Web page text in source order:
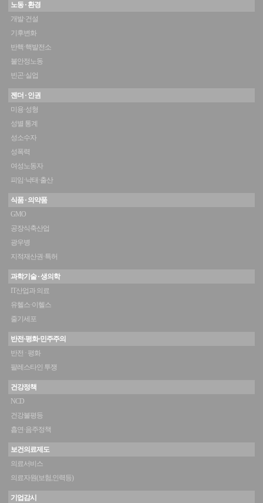
노동 · 환경
개발·건설
기후변화
반핵·핵발전소
불안정노동
빈곤·실업
젠더 · 인권
미용·성형
성별 통계
성소수자
성폭력
여성노동자
피임·낙태·출산
식품 · 의약품
GMO
공장식축산업
광우병
지적재산권·특허
과학기술 · 생의학
IT산업과 의료
유헬스·이헬스
줄기세포
반전·평화·민주주의
반전 · 평화
팔레스타인 투쟁
건강정책
NCD
건강불평등
흡연·음주정책
보건의료제도
의료서비스
의료자원(보험,인력등)
기업감시